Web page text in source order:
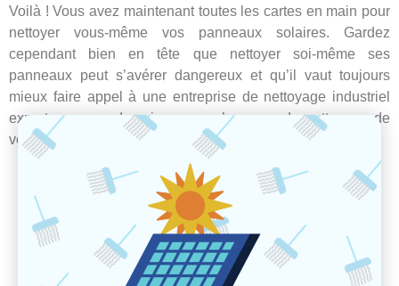
Voilà ! Vous avez maintenant toutes les cartes en main pour
nettoyer vous-même vos panneaux solaires. Gardez
cependant bien en tête que nettoyer soi-même ses
panneaux peut s’avérer dangereux et qu’il vaut toujours
mieux faire appel à une entreprise de nettoyage industriel
experte en son domaine, pour s’occuper du nettoyage de
vos panneaux.